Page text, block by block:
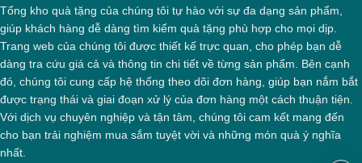
Hộp xi 3 hũ mứt
Tổng kho quà tặng của chúng tôi tự hào với sự đa dạng sản phẩm,
giúp khách hàng dễ dàng tìm kiếm quà tặng phù hợp cho mọi dịp.
Trang web của chúng tôi được thiết kế trực quan, cho phép bạn dễ
dàng tra cứu giá cả và thông tin chi tiết về từng sản phẩm. Bên cạnh
đó, chúng tôi cung cấp hệ thống theo dõi đơn hàng, giúp bạn nắm bắt
được trạng thái và giai đoạn xử lý của đơn hàng một cách thuận tiện.
Với dịch vụ chuyên nghiệp và tận tâm, chúng tôi cam kết mang đến
cho bạn trải nghiệm mua sắm tuyệt vời và những món quà ý nghĩa
nhất.